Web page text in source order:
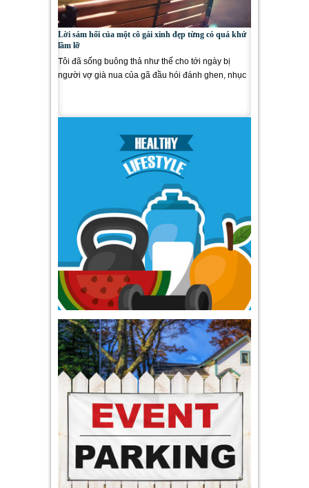
Lời sám hối của một cô gái xinh đẹp từng có quá khứ
lầm lỡ
Tôi đã sống buông thả như thế cho tới ngày bị
người vợ già nua của gã đầu hói đánh ghen, nhục